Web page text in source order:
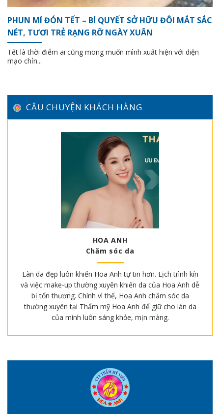
PHUN MÍ ĐÓN TẾT – BÍ QUYẾT SỞ HỮU ĐÔI MẮT SẮC
NÉT, TƯƠI TRẺ RẠNG RỠ NGÀY XUÂN
Tết là thời điểm ai cũng mong muốn mình xuất hiện với diện
mạo chỉn...
CÂU CHUYỆN KHÁCH HÀNG
HOA ANH
Chăm sóc da
Làn da đẹp luôn khiến Hoa Anh tự tin hơn. Lịch trình kín
và việc make-up thường xuyên khiến da của Hoa Anh dễ
bị tổn thương. Chính vì thế, Hoa Anh chăm sóc da
thường xuyên tại Thẩm mỹ Hoa Anh để giữ cho làn da
của mình luôn sáng khỏe, mịn màng.